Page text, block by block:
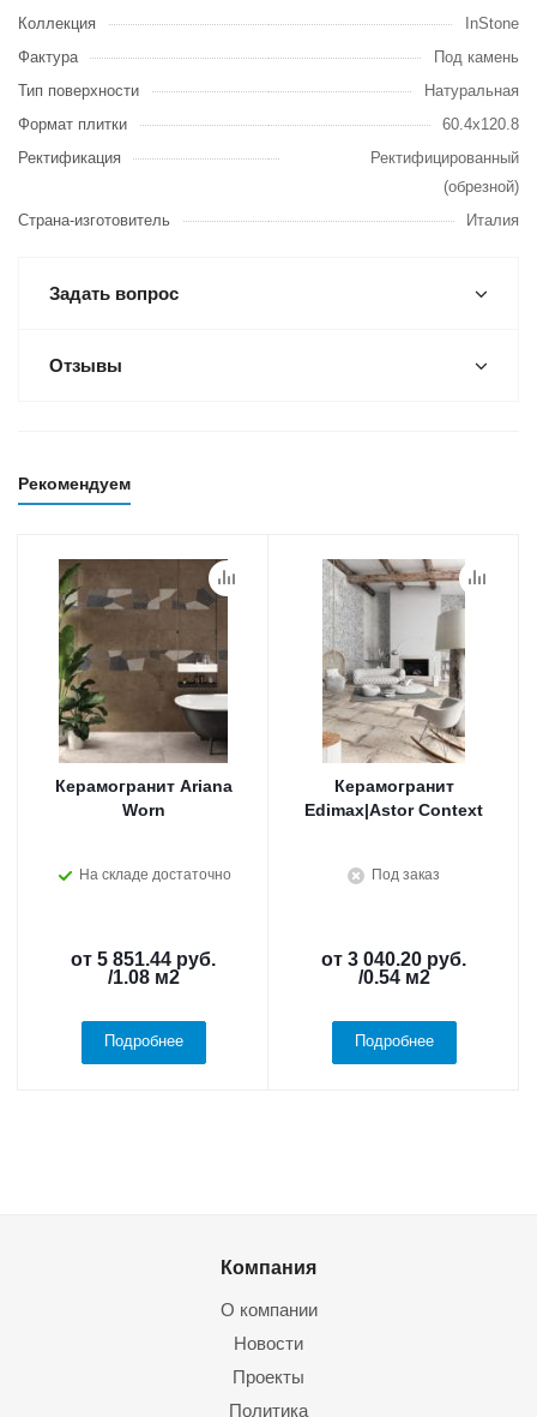
Коллекция
InStone
Фактура
Под камень
Тип поверхности
Натуральная
Формат плитки
60.4x120.8
Ректификация
Ректифицированный
(обрезной)
Страна-изготовитель
Италия
Задать вопрос
Отзывы
Рекомендуем
Керамогранит Ariana
Worn
На складе достаточно
от 5 851.44 руб.
/1.08 м2
Подробнее
Керамогранит
Edimax|Astor Context
Под заказ
от 3 040.20 руб.
/0.54 м2
Подробнее
Компания
О компании
Новости
Проекты
Политика